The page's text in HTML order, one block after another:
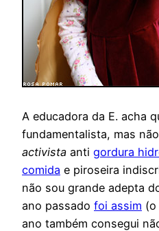
A educadora da E. acha
fundamentalista, mas
activista anti gordura
comida e piroseira
não sou grande adepta
ano passado foi assim (o
ano também consegui